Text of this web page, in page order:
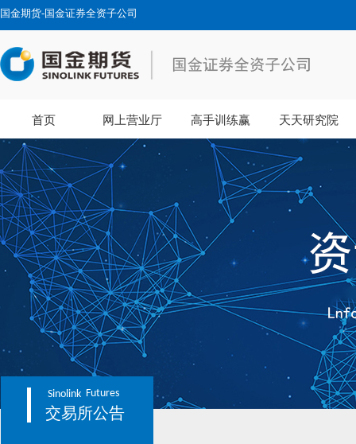
国金期货-国金证券全资子公司
首页 网上营业厅 高手训练赢 天天研究院
Sinolink Futures
交易所公告